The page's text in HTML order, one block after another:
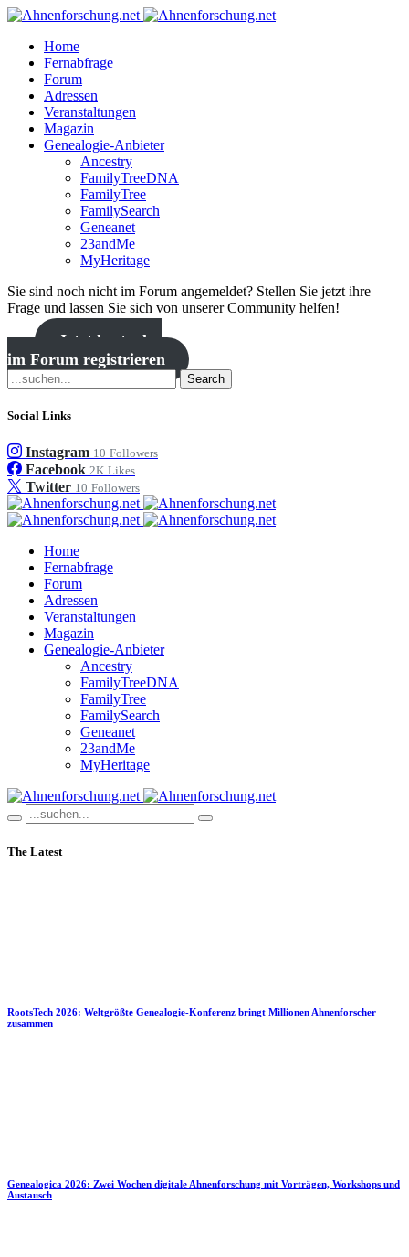
Home
Fernabfrage
Forum
Adressen
Veranstaltungen
Magazin
Genealogie-Anbieter
Ancestry
FamilyTreeDNA
FamilyTree
FamilySearch
Geneanet
23andMe
MyHeritage
Sie sind noch nicht im Forum angemeldet? Stellen Sie jetzt ihre
Frage und lassen Sie sich von unserer Community helfen!
Jetzt kostenlos
im Forum registrieren
Search
Social Links
Instagram 10 Followers
Facebook 2K Likes
Twitter 10 Followers
Home
Fernabfrage
Forum
Adressen
Veranstaltungen
Magazin
Genealogie-Anbieter
Ancestry
FamilyTreeDNA
FamilyTree
FamilySearch
Geneanet
23andMe
MyHeritage
The Latest
RootsTech 2026: Weltgrößte Genealogie-Konferenz bringt Millionen Ahnenforscher
zusammen
Genealogica 2026: Zwei Wochen digitale Ahnenforschung mit Vorträgen, Workshops und
Austausch